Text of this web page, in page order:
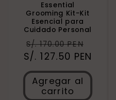
Essential
Grooming Kit-Kit
Esencial para
Cuidado Personal
Precio
habitual
S/. 170.00 PEN
de
oferta
S/. 127.50 PEN
Agregar al
carrito